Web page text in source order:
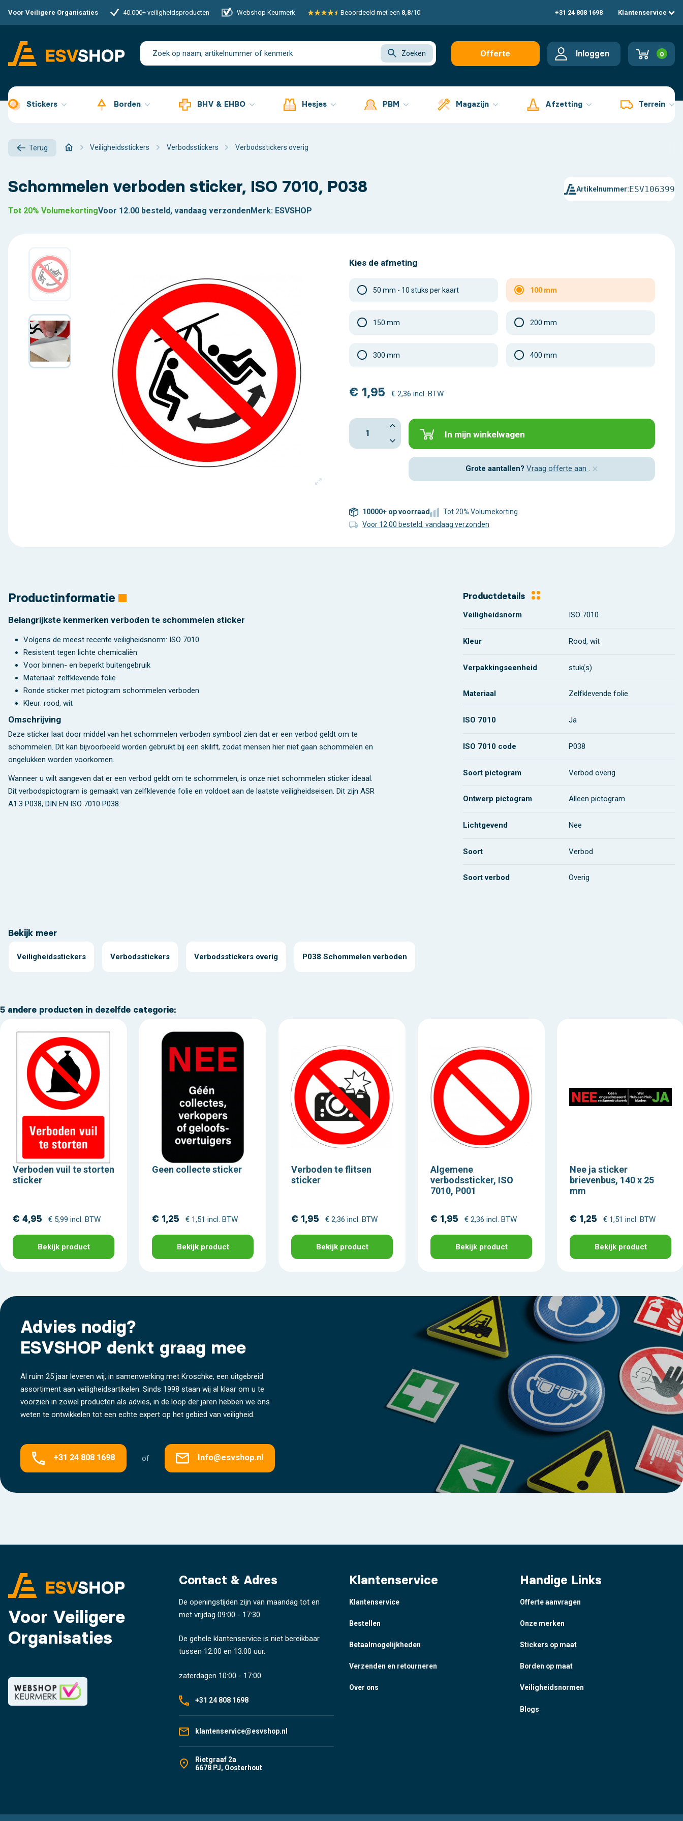
Voor Veiligere Organisaties 40.000+ veiligheidsproducten Webshop Keurmerk Beoordeeld met een 8,8/10 +31 24 808 1698 Klantenservice
Zoeken
Offerte
Inloggen 0
Stickers Borden BHV & EHBO Hesjes PBM Magazijn Afzetting Terrein
Terug Veiligheidsstickers Verbodsstickers Verbodsstickers overig
Schommelen verboden sticker, ISO 7010, P038 Artikelnummer:ESV106399
Tot 20% VolumekortingVoor 12.00 besteld, vandaag verzondenMerk: ESVSHOP
Kies de afmeting
50 mm - 10 stuks per kaart 100 mm
150 mm 200 mm
300 mm 400 mm
€ 1,95 € 2,36 incl. BTW
In mijn winkelwagen
Grote aantallen? Vraag offerte aan . ×
10000+ op voorraad
Tot 20% Volumekorting
Voor 12.00 besteld, vandaag verzonden
Productinformatie
Belangrijkste kenmerken verboden te schommelen sticker
Volgens de meest recente veiligheidsnorm: ISO 7010
Resistent tegen lichte chemicaliën
Voor binnen- en beperkt buitengebruik
Materiaal: zelfklevende folie
Ronde sticker met pictogram schommelen verboden
Kleur: rood, wit
Omschrijving
Deze sticker laat door middel van het schommelen verboden symbool zien dat er een verbod geldt om te
schommelen. Dit kan bijvoorbeeld worden gebruikt bij een skilift, zodat mensen hier niet gaan schommelen en
ongelukken worden voorkomen.
Wanneer u wilt aangeven dat er een verbod geldt om te schommelen, is onze niet schommelen sticker ideaal.
Dit verbodspictogram is gemaakt van zelfklevende folie en voldoet aan de laatste veiligheidseisen. Dit zijn ASR
A1.3 P038, DIN EN ISO 7010 P038.
Productdetails
Veiligheidsnorm ISO 7010
Kleur Rood, wit
Verpakkingseenheid stuk(s)
Materiaal Zelfklevende folie
ISO 7010 Ja
ISO 7010 code P038
Soort pictogram Verbod overig
Ontwerp pictogram Alleen pictogram
Lichtgevend Nee
Soort Verbod
Soort verbod Overig
Bekijk meer
Veiligheidsstickers Verbodsstickers Verbodsstickers overig P038 Schommelen verboden
5 andere producten in dezelfde categorie:
Verboden vuil te storten
sticker
€ 4,95 € 5,99 incl. BTW
Bekijk product
Geen collecte sticker
€ 1,25 € 1,51 incl. BTW
Bekijk product
Verboden te flitsen
sticker
€ 1,95 € 2,36 incl. BTW
Bekijk product
Algemene
verbodssticker, ISO
7010, P001
€ 1,95 € 2,36 incl. BTW
Bekijk product
Nee ja sticker
brievenbus, 140 x 25
mm
€ 1,25 € 1,51 incl. BTW
Bekijk product
Advies nodig?
ESVSHOP denkt graag mee
Al ruim 25 jaar leveren wij, in samenwerking met Kroschke, een uitgebreid
assortiment aan veiligheidsartikelen. Sinds 1998 staan wij al klaar om u te
voorzien in zowel producten als advies, in de loop der jaren hebben we ons
weten te ontwikkelen tot een echte expert op het gebied van veiligheid.
+31 24 808 1698 of Info@esvshop.nl
Voor Veiligere
Organisaties
Contact & Adres
De openingstijden zijn van maandag tot en
met vrijdag 09:00 - 17:30
De gehele klantenservice is niet bereikbaar
tussen 12:00 en 13:00 uur.
zaterdagen 10:00 - 17:00
+31 24 808 1698
klantenservice@esvshop.nl
Rietgraaf 2a
6678 PJ, Oosterhout
Klantenservice
Klantenservice
Bestellen
Betaalmogelijkheden
Verzenden en retourneren
Over ons
Handige Links
Offerte aanvragen
Onze merken
Stickers op maat
Borden op maat
Veiligheidsnormen
Blogs